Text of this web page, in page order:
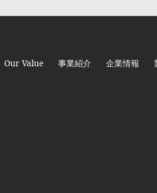
Our Value 事業紹介 企業情報